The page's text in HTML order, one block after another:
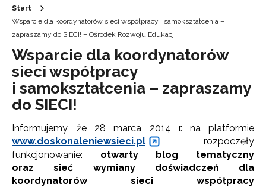
Start
Wsparcie dla koordynatorów sieci współpracy i samokształcenia –
zapraszamy do SIECI! – Ośrodek Rozwoju Edukacji
Wsparcie dla koordynatorów
sieci współpracy
i samokształcenia – zapraszamy
do SIECI!
Informujemy, że 28 marca 2014 r. na platformie
www.doskonaleniewsieci.pl
rozpoczęły
funkcjonowanie: otwarty blog tematyczny
oraz sieć wymiany doświadczeń dla
koordynatorów sieci współpracy